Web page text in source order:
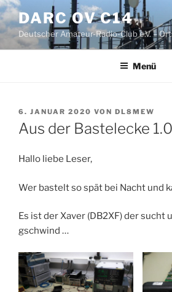
Zum
Inhalt
springen
DARC OV C14
Deutscher Amateur-Radio-Club e.V. –
Menü
VERÖFFENTLICHT
AM
6. JANUAR 2020 VON DL8MEW
Aus der Bastelecke 1.0
Hallo liebe Leser,
Wer bastelt so spät bei Nacht und
Es ist der Xaver (DB2XF) der sucht
gschwind …